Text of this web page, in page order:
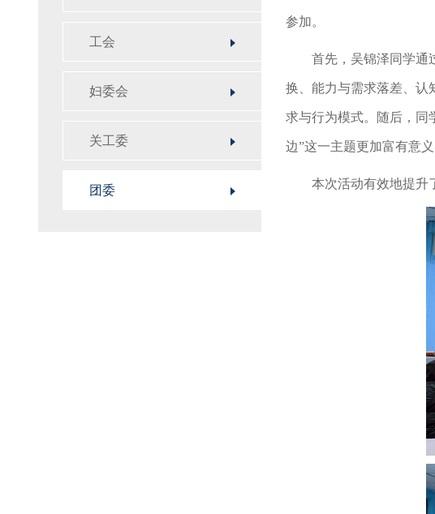
工会
妇委会
关工委
团委
参加。
首先，吴锦泽同学通
换、能力与需求落差、认
求与行为模式。随后，同
边”这一主题更加富有意义
本次活动有效地提升